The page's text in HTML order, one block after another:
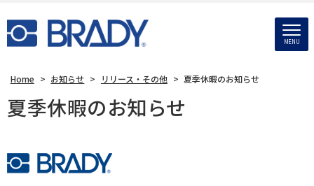
MENU
Home > お知らせ > リリース・その他 > 夏季休暇のお知らせ
夏季休暇のお知らせ